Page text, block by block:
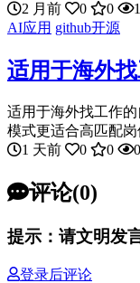
2 月前
0 0
AI应用 github开源
适用于海外
适用于海外找工作
模式更适合高匹配
1 天前
0 0 0
评论(0)
提示：请文明发
登录后评论